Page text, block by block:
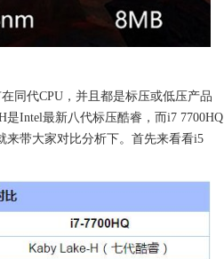
同代CPU，并且都是标压或低压产品
是Intel最新八代标压酷睿，而i7 7700HQ
来带大家对比分析下。首先来看看i5